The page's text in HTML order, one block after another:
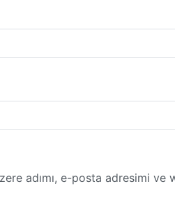
adımı, e-posta adresimi ve